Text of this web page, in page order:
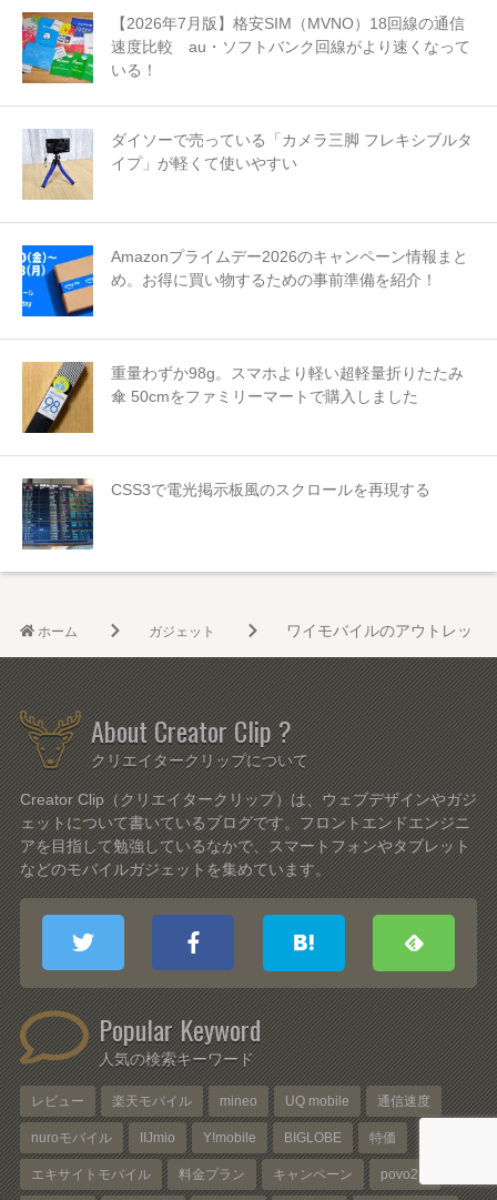
【2026年7月版】格安SIM（MVNO）18回線の通信
速度比較 au・ソフトバンク回線がより速くなって
いる！
ダイソーで売っている「カメラ三脚 フレキシブルタ
イプ」が軽くて使いやすい
Amazonプライムデー2026のキャンペーン情報まと
め。お得に買い物するための事前準備を紹介！
重量わずか98g。スマホより軽い超軽量折りたたみ
傘 50cmをファミリーマートで購入しました
CSS3で電光掲示板風のスクロールを再現する
ホーム ガジェット ワイモバイルのアウトレッ
About Creator Clip ?
クリエイタークリップについて
Creator Clip（クリエイタークリップ）は、ウェブデザインやガジ
ェットについて書いているブログです。フロントエンドエンジニ
アを目指して勉強しているなかで、スマートフォンやタブレット
などのモバイルガジェットを集めています。
Popular Keyword
人気の検索キーワード
レビュー 楽天モバイル mineo UQ mobile 通信速度
nuroモバイル IIJmio Y!mobile BIGLOBE 特価
エキサイトモバイル 料金プラン キャンペーン povo2.0